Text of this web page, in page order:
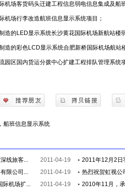
机场客货码头迁建工程信息弱电信息集成及船
机场行李改造航班信息显示系统项目；
造的LED显示系统长沙黄花国际机场新航站楼
造的彩色LCD显示系统合肥新桥国际机场航站
园区国内货运分拨中心扩建工程排队管理系统
船班信息显示系统
线旅客... 2011-04-19 2011年12月2日
限公司...
2011-04-19 热烈祝贺虹视公
际机场扩...
2011-04-19 2010年11月，